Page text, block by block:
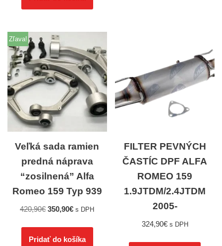
Zľava!
Veľká sada ramien
predná náprava
“zosilnená” Alfa
Romeo 159 Typ 939
420,90€ 350,90€ s DPH
Pridať do košíka
FILTER PEVNÝCH
ČASTÍC DPF ALFA
ROMEO 159
1.9JTDM/2.4JTDM
2005-
324,90€ s DPH